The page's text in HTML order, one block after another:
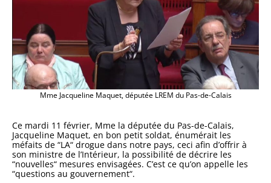
Mme Jacqueline Maquet, députée LREM du Pas-de-Calais
Ce mardi 11 février, Mme la députée du Pas-de-Calais,
Jacqueline Maquet, en bon petit soldat, énumérait les
méfaits de “LA“ drogue dans notre pays, ceci afin d’offrir à
son ministre de l’Intérieur, la possibilité de décrire les
“nouvelles“ mesures envisagées. C’est ce qu’on appelle les
“questions au gouvernement“.